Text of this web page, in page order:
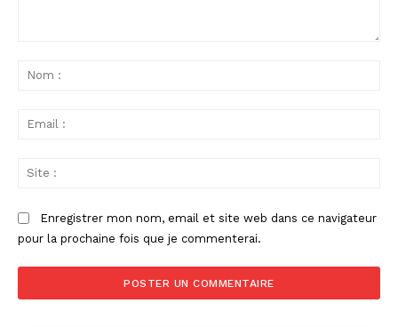
Enregistrer mon nom, email et site web dans ce navigateur
pour la prochaine fois que je commenterai.